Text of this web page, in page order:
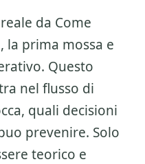
da Come
, la prima mossa e
Questo
nel flusso di
quali decisioni
prevenire. Solo
teorico e